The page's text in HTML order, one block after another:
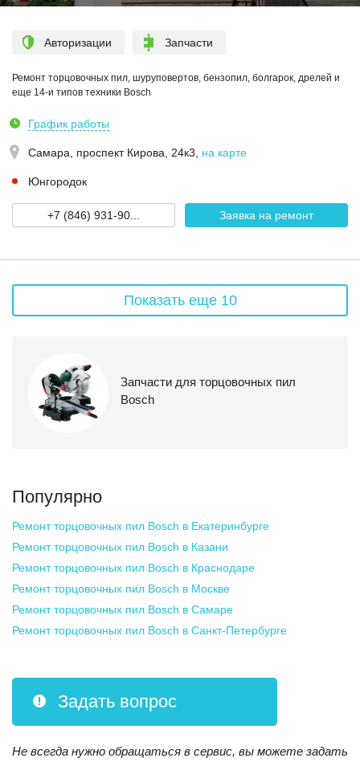
Авторизации Запчасти
Ремонт торцовочных пил, шуруповертов, бензопил, болгарок, дрелей и
еще 14-и типов техники Bosch
График работы
Самара, проспект Кирова, 24к3 на карте
Юнгородок
+7 (846) 931-90... Заявка на ремонт
Показать еще 10
Запчасти для торцовочных пил
Bosch
Популярно
Ремонт торцовочных пил Bosch в Екатеринбурге
Ремонт торцовочных пил Bosch в Казани
Ремонт торцовочных пил Bosch в Краснодаре
Ремонт торцовочных пил Bosch в Москве
Ремонт торцовочных пил Bosch в Самаре
Ремонт торцовочных пил Bosch в Санкт-Петербурге
Задать вопрос
Не всегда нужно обращаться в сервис, вы можете задать